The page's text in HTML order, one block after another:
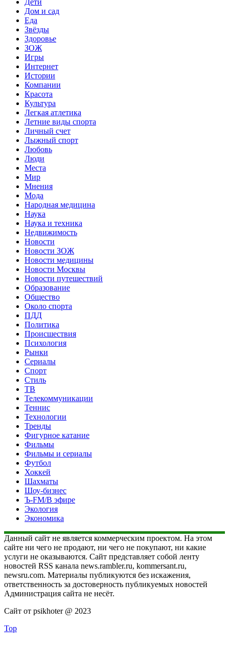
Дети
Дом и сад
Еда
Звёзды
Здоровье
ЗОЖ
Игры
Интернет
Истории
Компании
Красота
Культура
Легкая атлетика
Летние виды спорта
Личный счет
Лыжный спорт
Любовь
Люди
Места
Мир
Мнения
Мода
Народная медицина
Наука
Наука и техника
Недвижимость
Новости
Новости ЗОЖ
Новости медицины
Новости Москвы
Новости путешествий
Образование
Общество
Около спорта
ПДД
Политика
Происшествия
Психология
Рынки
Сериалы
Спорт
Стиль
ТВ
Телекоммуникации
Теннис
Технологии
Тренды
Фигурное катание
Фильмы
Фильмы и сериалы
Футбол
Хоккей
Шахматы
Шоу-бизнес
Ъ-FM/В эфире
Экология
Экономика
Данный сайт не является коммерческим проектом. На этом
сайте ни чего не продают, ни чего не покупают, ни какие
услуги не оказываются. Сайт представляет собой ленту
новостей RSS канала news.rambler.ru, kommersant.ru,
newsru.com. Материалы публикуются без искажения,
ответственность за достоверность публикуемых новостей
Администрация сайта не несёт.
Сайт от psikhoter @ 2023
Top